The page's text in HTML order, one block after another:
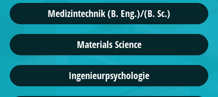
Medizintechnik (B. Eng.)/(B. Sc.)
Materials Science
Ingenieurpsychologie